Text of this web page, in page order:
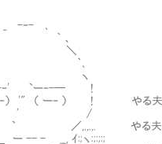
｀､
/ ヽ
`ー‐-─ !
‐ ） ! やる夫君、ボク
' /
,.,.,. やる夫君達と一
ー -- - __, ｲ:;ヽ:;:;:;